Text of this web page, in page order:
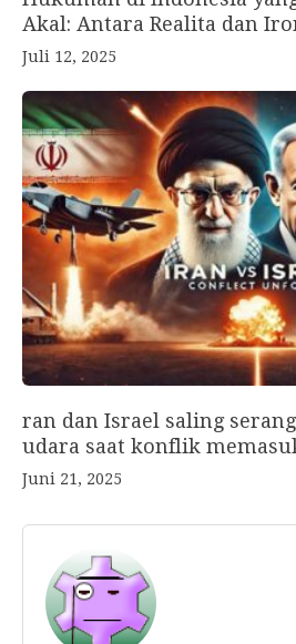
Akal: Antara Realita dan
Juli 12, 2025
ran dan Israel saling
udara saat konflik
Juni 21, 2025